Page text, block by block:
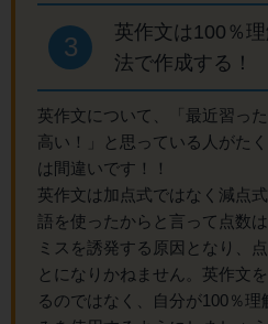
3
英作文は100％
法で作成する！
英作文について、「最近習っ
高い！」と思っている人がた
は間違いです！！
英作文は加点式ではなく減点
語を使ったからと言って点数
ミスを誘発する原因となり、
とになりかねません。英作文
るのではなく、自分が100％